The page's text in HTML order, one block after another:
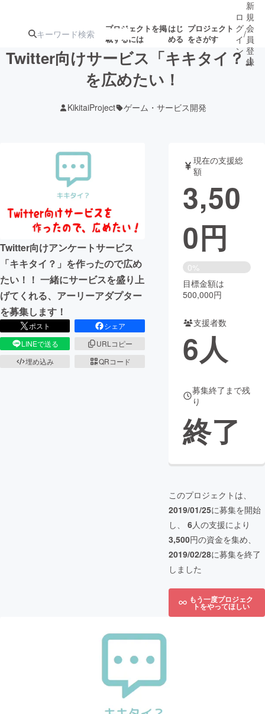
プロジェクトを掲
載するには
はじ
める
プロジェクト
をさがす
ターン
ジェクト
ロジェクト
アート・写真 音楽
テクノロジー・ガジェット ゲーム・サ
映像・映画 書籍・雑誌
ビジネス・起業 チャレンジ
まちづくり・地域活性化
CAMPFIRE for Social Good CAMPFIRE Creation
CAMPFIREふるさと納税
コミュニティ
ロ
グ
イ
ン
/
新
規
会
員
登
録
Twitter向けサービス「キキタイ？」
を広めたい！
KikitaiProject ゲーム・サービス開発
Twitter向けアンケートサービス
「キキタイ？」を作ったので広め
たい！！ 一緒にサービスを盛り上
げてくれる、アーリーアダプター
を募集します！
ポスト
シェア
LINEで送る
URLコピー
埋め込み
QRコード
現在の支援総
額
3,50
0円
0%
目標金額は
500,000円
支援者数
6人
募集終了まで残
り
終了
このプロジェクトは、
2019/01/25に募集を開始
し、 6人の支援により
3,500円の資金を集め、
2019/02/28に募集を終了
しました
もう一度プロジェク
トをやってほしい